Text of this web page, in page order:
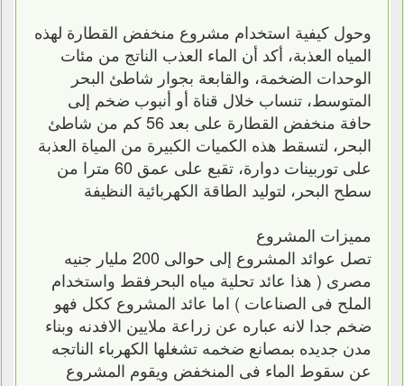
وحول كيفية استخدام مشروع منخفض القطارة لهذه
المياه العذبة، أكد أن الماء العذب الناتج من مئات
الوحدات الضخمة، والقابعة بجوار شاطئ البحر
المتوسط، تنساب خلال قناة أو أنبوب ضخم إلى
حافة منخفض القطارة على بعد 56 كم من شاطئ
البحر، لتسقط هذه الكميات الكبيرة من المياة العذبة
على توربينات دوارة، تقبع على عمق 60 مترا من
سطح البحر، لتوليد الطاقة الكهربائية النظيفة
مميزات المشروع
تصل عوائد المشروع إلى حوالى 200 مليار جنيه
مصرى ( هذا عائد تحلية مياه البحرفقط واستخدام
الملح فى الصناعات ) اما عائد المشروع ككل فهو
ضخم جدا لانه عباره عن زراعة ملايين الافدنه وبناء
مدن جديده بمصانع ضخمه تشغلها الكهرباء الناتجه
عن سقوط الماء فى المنخفض ويقوم المشروع